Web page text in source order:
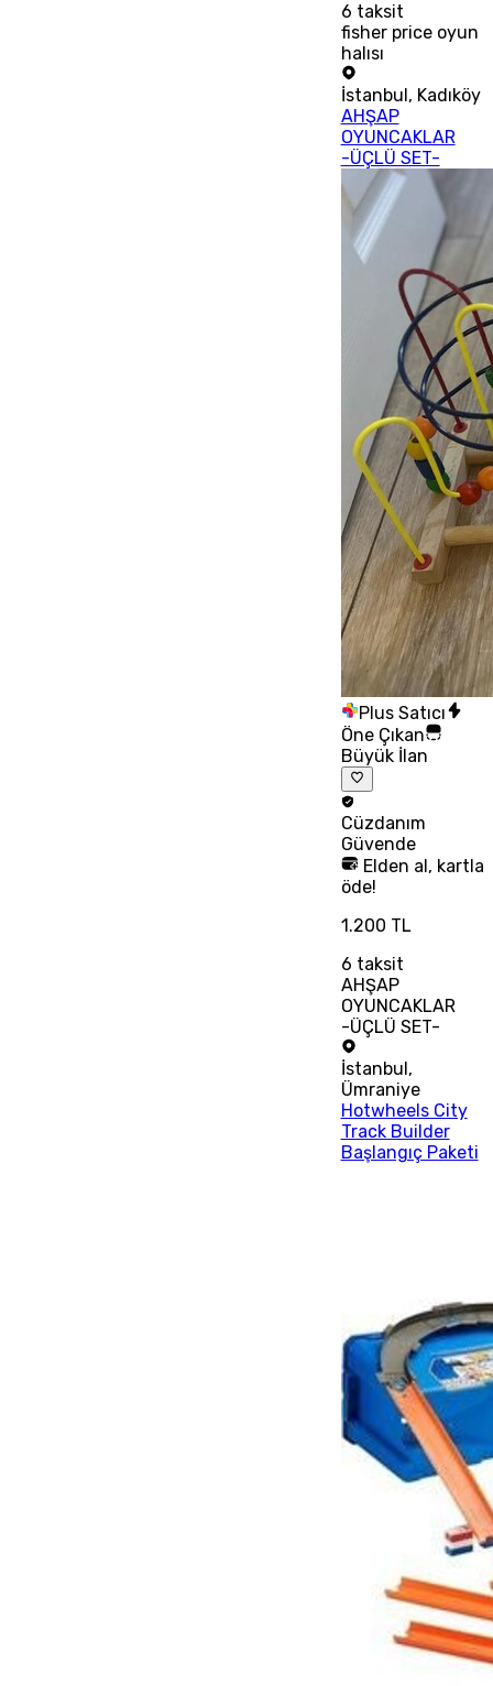
6 taksit
fisher price oyun
halısı
İstanbul , Kadıköy
AHŞAP
OYUNCAKLAR
-ÜÇLÜ SET-
Plus Satıcı
Öne Çıkan
Büyük İlan
Cüzdanım
Güvende
Elden al, kartla
öde!
1.200 TL
6 taksit
AHŞAP
OYUNCAKLAR
-ÜÇLÜ SET-
İstanbul,
Ümraniye
Hotwheels City
Track Builder
Başlangıç Paketi